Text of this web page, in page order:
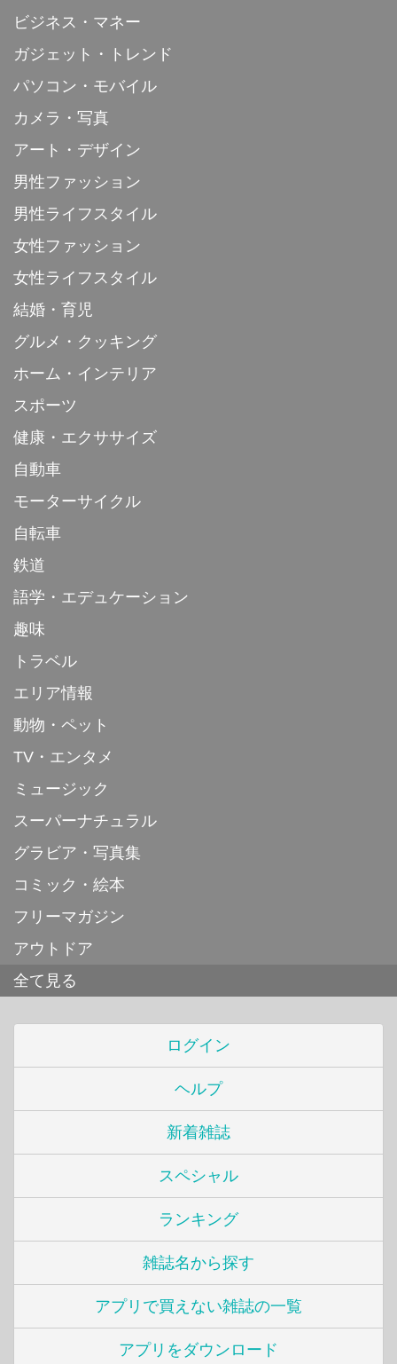
ビジネス・マネー
ガジェット・トレンド
パソコン・モバイル
カメラ・写真
アート・デザイン
男性ファッション
男性ライフスタイル
女性ファッション
女性ライフスタイル
結婚・育児
グルメ・クッキング
ホーム・インテリア
スポーツ
健康・エクササイズ
自動車
モーターサイクル
自転車
鉄道
語学・エデュケーション
趣味
トラベル
エリア情報
動物・ペット
TV・エンタメ
ミュージック
スーパーナチュラル
グラビア・写真集
コミック・絵本
フリーマガジン
アウトドア
全て見る
ログイン
ヘルプ
新着雑誌
スペシャル
ランキング
雑誌名から探す
アプリで買えない雑誌の一覧
アプリをダウンロード